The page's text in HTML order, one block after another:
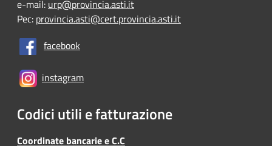
e-mail: urp@provincia.asti.it
Pec: provincia.asti@cert.provincia.asti.it
facebook
instagram
Codici utili e fatturazione
Coordinate bancarie e C.C